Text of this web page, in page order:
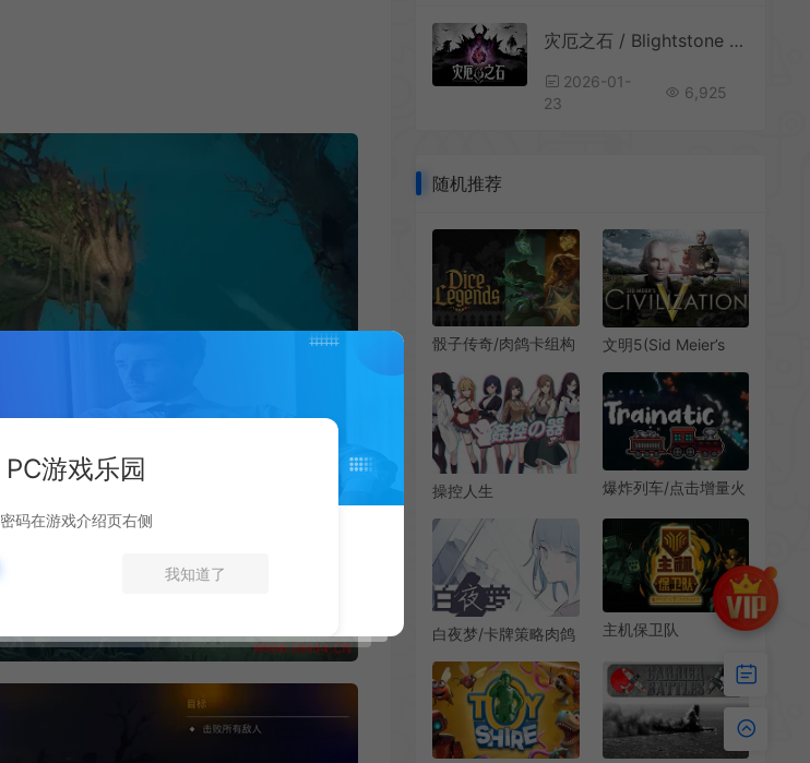
灾厄之石 / Blightstone 战术肉鸽策略游戏
2026-01-
23
6,925
随机推荐
骰子传奇/肉鸽卡组构
Legends 下载
文明5(Sid Meier’s
中|PC|DLC|SLG|超
级大国MOD|回合制
策略游戏
操控人生
简中|PC|SLG|休闲策
略游戏
爆炸列车/点击增量火
白夜梦/卡牌策略肉鸽
Dream 下载
主机保卫队
Defenders)简
中|PC|SLG|复古未来
主义策略游戏
PC游戏乐园
密码在游戏介绍页右侧
我知道了